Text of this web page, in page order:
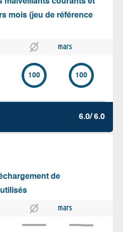
mois (jeu de référence
mars
100 100
6.0/ 6.0
de
mars